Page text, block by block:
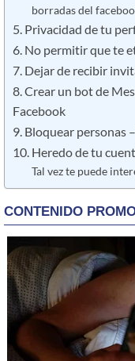
borradas del
5. Privacidad de tu
6. No permitir que te
7. Dejar de recibir
8. Crear un bot de
Facebook
9. Bloquear personas
10. Heredo de tu
Tal vez te puede